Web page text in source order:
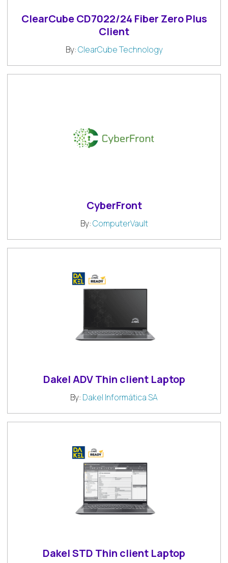
ClearCube CD7022/24 Fiber Zero Plus
Client
By:ClearCube Technology
CyberFront
By:ComputerVault
Dakel ADV Thin client Laptop
By: Dakel Informática SA
Dakel STD Thin client Laptop